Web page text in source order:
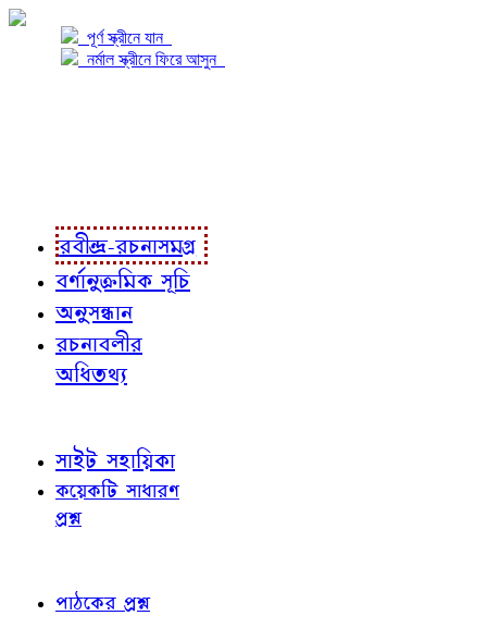
পূর্ণ স্ক্রীনে যান
নর্মাল স্ক্রীনে ফিরে আসুন
রবীন্দ্র-রচনাসমগ্র
বর্ণানুক্রমিক সূচি
অনুসন্ধান
রচনাবলীর
অধিতথ্য
সাইট সহায়িকা
কয়েকটি সাধারণ
প্রশ্ন
পাঠকের প্রশ্ন